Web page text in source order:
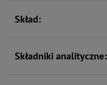
Skład:
Składniki analityczne: